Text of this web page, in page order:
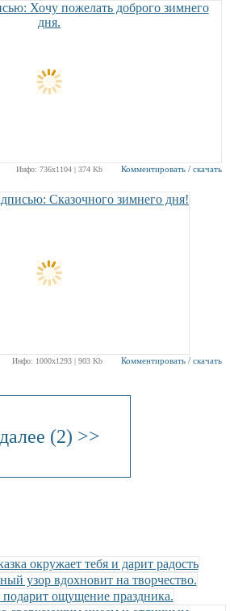
Инфо: 736х1104 | 374 Kb Комментировать / скачать
Инфо: 1000х1293 | 903 Kb Комментировать / скачать
далее (2) >>